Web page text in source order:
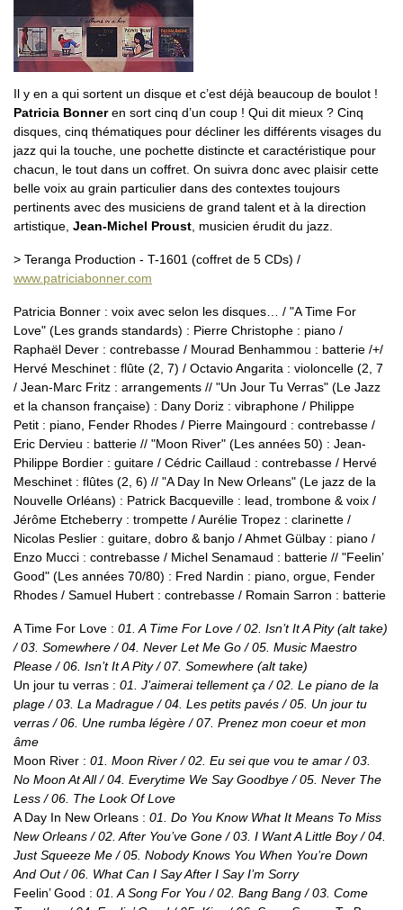
Il y en a qui sortent un disque et c’est déjà beaucoup de boulot !
Patricia Bonneren sort cinq d’un coup ! Qui dit mieux ? Cinq
disques, cinq thématiques pour décliner les différents visages du
jazz qui la touche, une pochette distincte et caractéristique pour
chacun, le tout dans un coffret. On suivra donc avec plaisir cette
belle voix au grain particulier dans des contextes toujours
pertinents avec des musiciens de grand talent et à la direction
artistique, Jean-Michel Proust , musicien érudit du jazz.
> Teranga Production - T-1601 (coffret de 5 CDs) /
www.patriciabonner.com
Patricia Bonner : voix avec selon les disques… / "A Time For
Love" (Les grands standards) : Pierre Christophe : piano /
Raphaël Dever : contrebasse / Mourad Benhammou : batterie /+/
Hervé Meschinet : flûte (2, 7) / Octavio Angarita : violoncelle (2, 7
/ Jean-Marc Fritz : arrangements // "Un Jour Tu Verras" (Le Jazz
et la chanson française) : Dany Doriz : vibraphone / Philippe
Petit : piano, Fender Rhodes / Pierre Maingourd : contrebasse /
Eric Dervieu : batterie // "Moon River" (Les années 50) : Jean-
Philippe Bordier : guitare / Cédric Caillaud : contrebasse / Hervé
Meschinet : flûtes (2, 6) // "A Day In New Orleans" (Le jazz de la
Nouvelle Orléans) : Patrick Bacqueville : lead, trombone & voix /
Jérôme Etcheberry : trompette / Aurélie Tropez : clarinette /
Nicolas Peslier : guitare, dobro & banjo / Ahmet Gülbay : piano /
Enzo Mucci : contrebasse / Michel Senamaud : batterie // "Feelin’
Good" (Les années 70/80) : Fred Nardin : piano, orgue, Fender
Rhodes / Samuel Hubert : contrebasse / Romain Sarron : batterie
A Time For Love : 01. A Time For Love / 02. Isn’t It A Pity (alt take)
/ 03. Somewhere / 04. Never Let Me Go / 05. Music Maestro
Please / 06. Isn’t It A Pity / 07. Somewhere (alt take)
Un jour tu verras : 01. J’aimerai tellement ça / 02. Le piano de la
plage / 03. La Madrague / 04. Les petits pavés / 05. Un jour tu
verras / 06. Une rumba légère / 07. Prenez mon coeur et mon
âme
Moon River : 01. Moon River / 02. Eu sei que vou te amar / 03.
No Moon At All / 04. Everytime We Say Goodbye / 05. Never The
Less / 06. The Look Of Love
A Day In New Orleans : 01. Do You Know What It Means To Miss
New Orleans / 02. After You’ve Gone / 03. I Want A Little Boy / 04.
Just Squeeze Me / 05. Nobody Knows You When You’re Down
And Out / 06. What Can I Say After I Say I’m Sorry
Feelin’ Good : 01. A Song For You / 02. Bang Bang / 03. Come